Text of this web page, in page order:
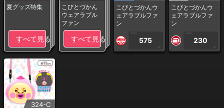
夏グッズ特集
すべて見る
こびとづかん
ウェアラブル
ファン
すべて見る
こびとづかんウ
ェアラブルファ
ン
1PLAY
575
CP
こびとづかんウ
ェアラブルファ
ン
1PLAY
230
CP
324-C